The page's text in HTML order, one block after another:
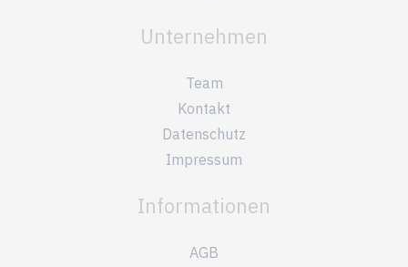
Unternehmen
Team
Kontakt
Datenschutz
Impressum
Informationen
AGB